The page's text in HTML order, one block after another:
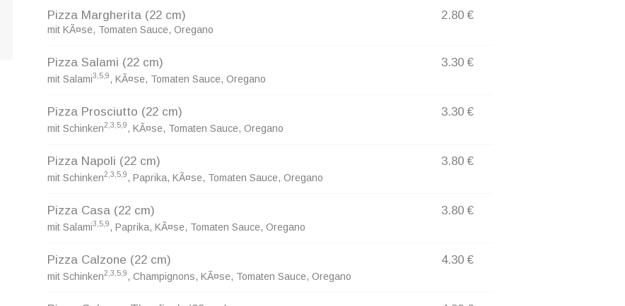
Pizza Margherita(22 cm)
mit KÃ¤se, Tomaten Sauce, Oregano
2.80 €
Pizza Salami (22 cm)
mit Salami3,5,9, KÃ¤se, Tomaten Sauce, Oregano
3.30 €
Pizza Prosciutto (22 cm)
mit Schinken2,3,5,9, KÃ¤se, Tomaten Sauce, Oregano
3.30 €
Pizza Napoli (22 cm)
mit Schinken2,3,5,9, Paprika, KÃ¤se, Tomaten Sauce, Oregano
3.80 €
Pizza Casa(22 cm)
mit Salami3,5,9, Paprika, KÃ¤se, Tomaten Sauce, Oregano
3.80 €
Pizza Calzone (22 cm)
mit Schinken2,3,5,9, Champignons, KÃ¤se, Tomaten Sauce, Oregano
4.30 €